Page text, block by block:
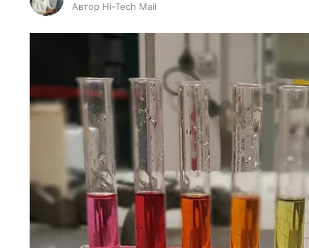
Автор Hi-Tech Mail